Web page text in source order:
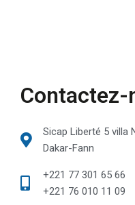
Contactez-
Sicap Liberté 5 villa
Dakar-Fann
+221 77 301 65 66
+221 76 010 11 09